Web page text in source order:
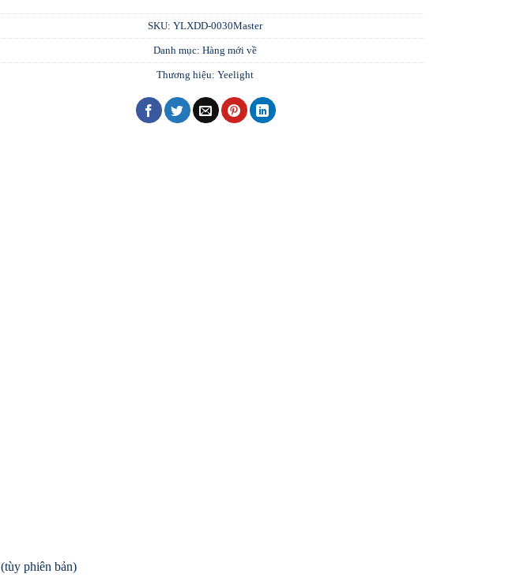
SKU: YLXDD-0030Master
Danh mục: Hàng mới về
Thương hiệu: Yeelight
(tùy phiên bản)